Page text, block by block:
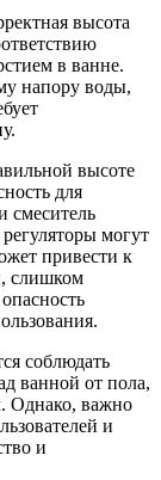
высота
в ванне.
напору воды,
высоте
для
смеситель
могут
привести к
слишком
соблюдать
ванной от пола,
Однако, важно
и
и